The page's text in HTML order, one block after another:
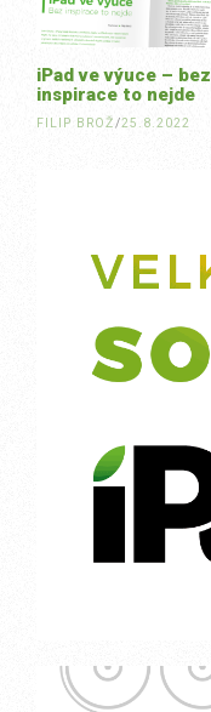
iPad ve výuce – bez
inspirace to nejde
FILIP BROŽ/25.8.2022